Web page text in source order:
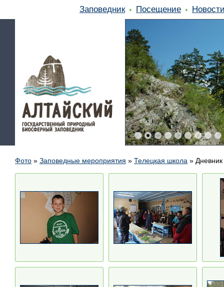
Заповедник Посещение
Фото » Заповедные мероприятия » Телецкая школа »